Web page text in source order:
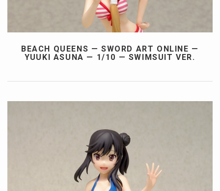
BEACH QUEENS — SWORD ART ONLINE —
YUUKI ASUNA — 1/10 — SWIMSUIT VER.